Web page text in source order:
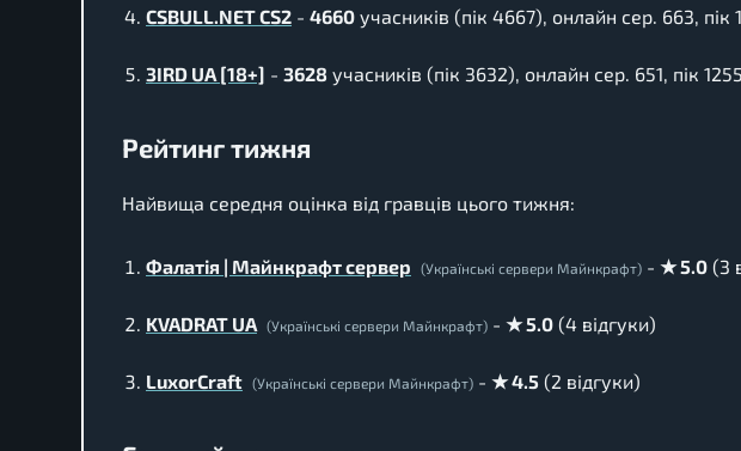
CSBULL.NET CS2 - 4660 учасників (пік 4667), онлайн сер. 663, пік
3IRD UA [18+] - 3628 учасників (пік 3632), онлайн сер. 651, пік 1255
Рейтинг тижня
Найвища середня оцінка від гравців цього тижня:
Фалатія | Майнкрафт сервер (Українські сервери Майнкрафт) - ★ 5.0 (3
KVADRAT UA (Українські сервери Майнкрафт) - ★ 5.0 (4 відгуки)
LuxorCraft (Українські сервери Майнкрафт) - ★ 4.5 (2 відгуки)